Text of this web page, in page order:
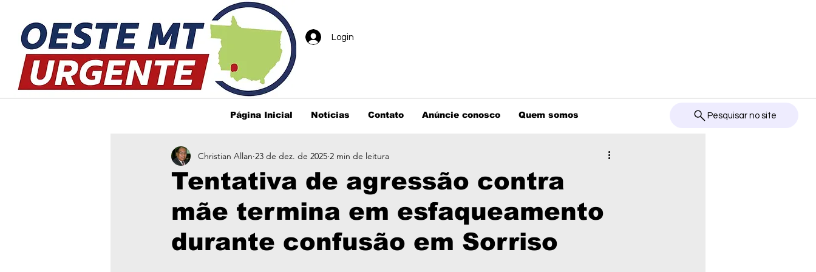
Login
Página Inicial Notícias Contato Anúncie conosco Quem somos Pesquisar no site
Tentativa de agressão contra
mãe termina em esfaqueamento
durante confusão em Sorriso
Christian Allan 23 de dez. de 2025 2 min de leitura